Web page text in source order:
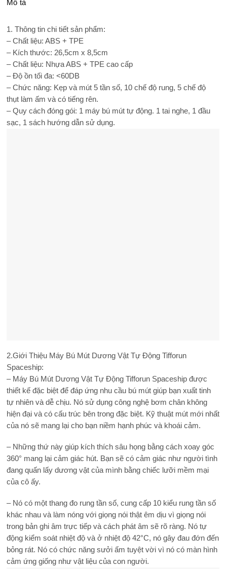
Mô tả
1. Thông tin chi tiết sản phẩm:
– Chất liệu: ABS + TPE
– Kích thước: 26,5cm x 8,5cm
– Chất liệu: Nhựa ABS + TPE cao cấp
– Độ ồn tối đa: <60DB
– Chức năng: Kẹp và mút 5 tần số, 10 chế độ rung, 5 chế độ
thụt làm ấm và có tiếng rên.
– Quy cách đóng gói: 1 máy bú mút tự động. 1 tai nghe, 1 đầu
sạc, 1 sách hướng dẫn sử dụng.
2.Giới Thiệu Máy Bú Mút Dương Vật Tự Động Tifforun
Spaceship:
– Máy Bú Mút Dương Vật Tự Động Tifforun Spaceship được
thiết kế đặc biệt để đáp ứng nhu cầu bú mút giúp bạn xuất tinh
tự nhiên và dễ chịu. Nó sử dụng công nghệ bơm chân không
hiện đại và có cấu trúc bên trong đặc biệt. Kỹ thuật mút mới nhất
của nó sẽ mang lại cho bạn niềm hạnh phúc và khoái cảm.
– Những thứ này giúp kích thích sâu họng bằng cách xoay góc
360° mang lại cảm giác hút. Bạn sẽ có cảm giác như người tình
đang quấn lấy dương vật của mình bằng chiếc lưỡi mềm mại
của cô ấy.
– Nó có một thang đo rung tần số, cung cấp 10 kiểu rung tần số
khác nhau và làm nóng với giọng nói thật êm dịu vì giọng nói
trong bản ghi âm trực tiếp và cách phát âm sẽ rõ ràng. Nó tự
động kiểm soát nhiệt độ và ở nhiệt độ 42°C, nó gây đau đớn đến
bỏng rát. Nó có chức năng sưởi ấm tuyệt vời vì nó có màn hình
cảm ứng giống như vật liệu của con người.